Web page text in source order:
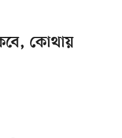
কবে, কোথায়